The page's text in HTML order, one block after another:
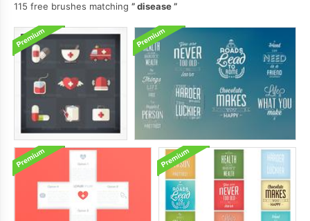
115 free brushes matching
disease